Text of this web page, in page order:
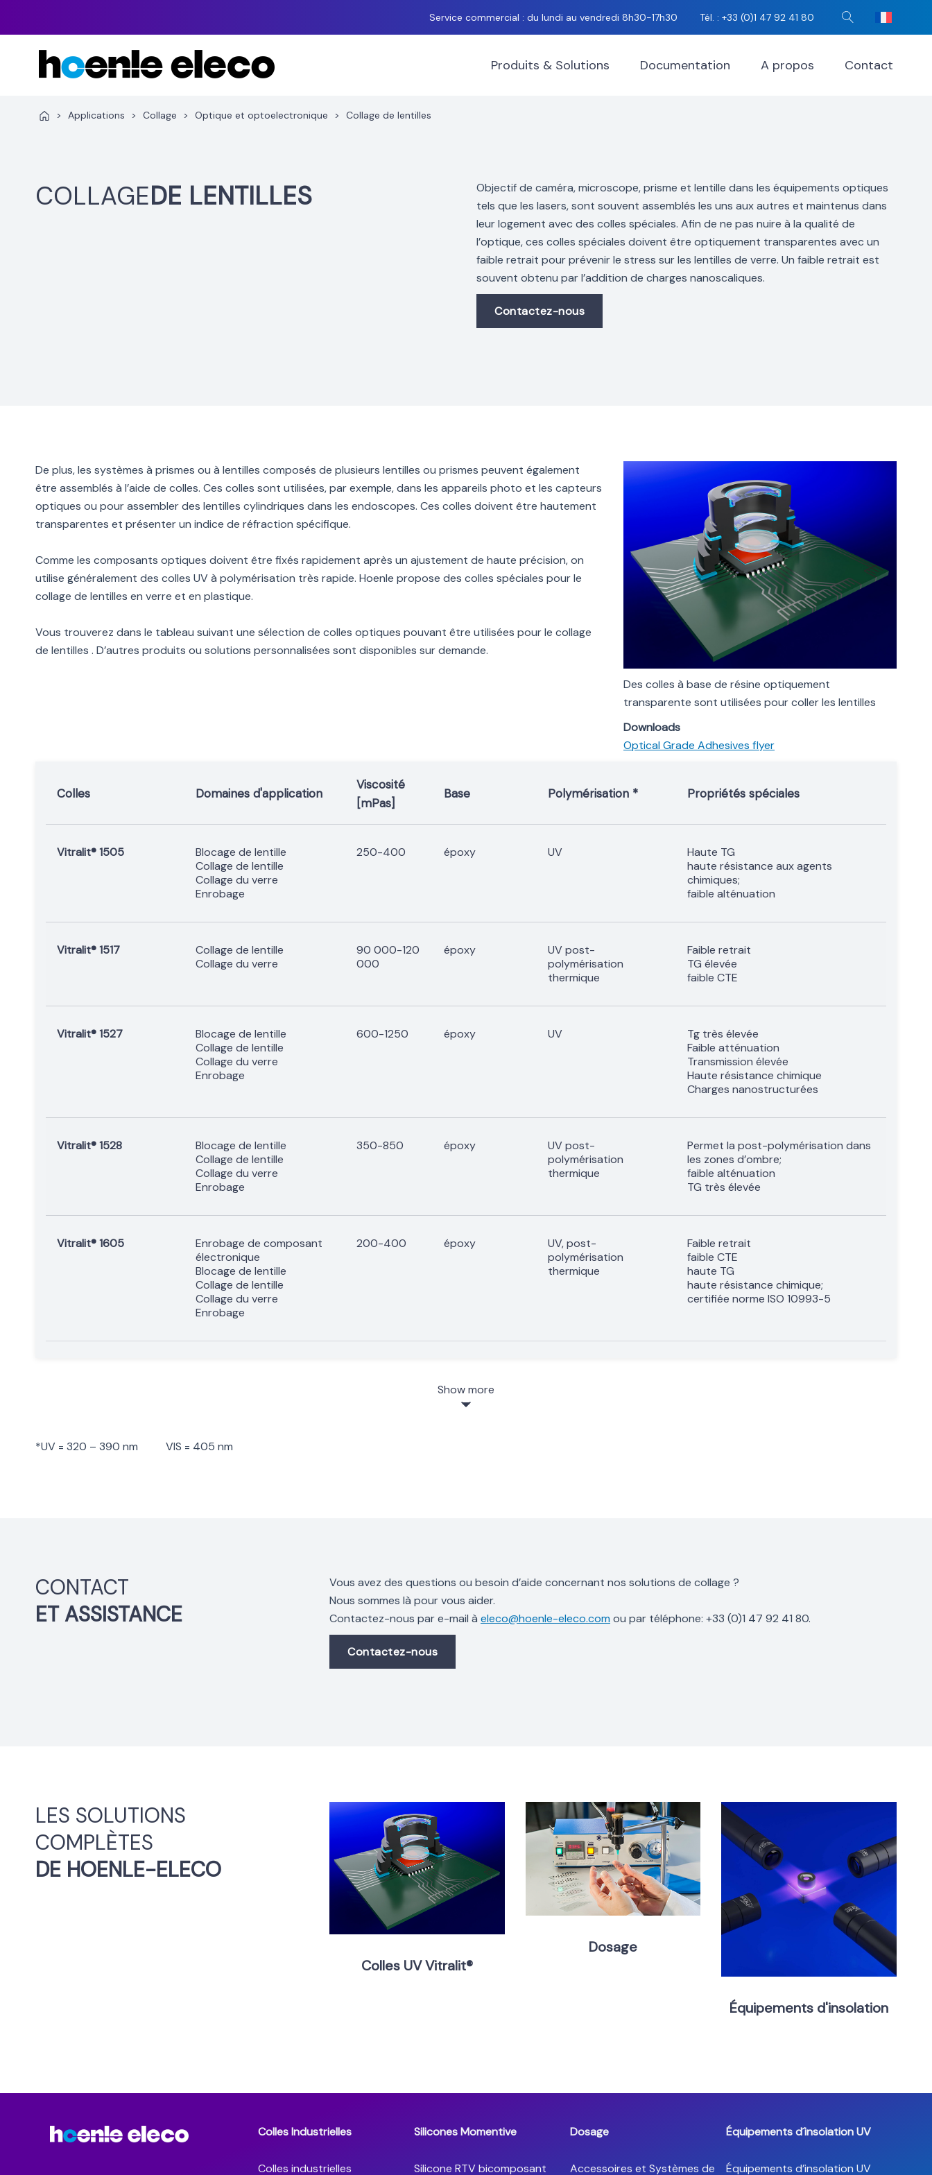
Service commercial : du lundi au vendredi 8h30-17h30 Tél. : +33 (0)1 47 92 41 80 Rechercher
Produits & Solutions Documentation A propos Contact
> Applications > Collage > Optique et optoelectronique > Collage de lentilles
COLLAGEDE LENTILLES
Objectif de caméra, microscope, prisme et lentille dans les équipements optiques
tels que les lasers, sont souvent assemblés les uns aux autres et maintenus dans
leur logement avec des colles spéciales. Afin de ne pas nuire à la qualité de
l’optique, ces colles spéciales doivent être optiquement transparentes avec un
faible retrait pour prévenir le stress sur les lentilles de verre. Un faible retrait est
souvent obtenu par l’addition de charges nanoscaliques.
Contactez-nous
De plus, les systèmes à prismes ou à lentilles composés de plusieurs lentilles ou prismes peuvent également
être assemblés à l’aide de colles. Ces colles sont utilisées, par exemple, dans les appareils photo et les capteurs
optiques ou pour assembler des lentilles cylindriques dans les endoscopes. Ces colles doivent être hautement
transparentes et présenter un indice de réfraction spécifique.
Comme les composants optiques doivent être fixés rapidement après un ajustement de haute précision, on
utilise généralement des colles UV à polymérisation très rapide. Hoenle propose des colles spéciales pour le
collage de lentilles en verre et en plastique.
Vous trouverez dans le tableau suivant une sélection de colles optiques pouvant être utilisées pour le collage
de lentilles . D’autres produits ou solutions personnalisées sont disponibles sur demande.
Des colles à base de résine optiquement
transparente sont utilisées pour coller les lentilles
Downloads
Optical Grade Adhesives flyer
Colles Domaines d'application
Viscosité
[mPas]
Base Polymérisation * Propriétés spéciales
Vitralit® 1505
Blocage de lentille
Collage de lentille
Collage du verre
Enrobage
250-400 époxy UV
Haute TG
haute résistance aux agents
chimiques;
faible alténuation
Vitralit® 1517
Collage de lentille
Collage du verre
90 000-120
000
époxy
UV post-
polymérisation
thermique
Faible retrait
TG élevée
faible CTE
Vitralit® 1527
Blocage de lentille
Collage de lentille
Collage du verre
Enrobage
600-1250 époxy UV
Tg très élevée
Faible atténuation
Transmission élevée
Haute résistance chimique
Charges nanostructurées
Vitralit® 1528
Blocage de lentille
Collage de lentille
Collage du verre
Enrobage
350-850 époxy
UV post-
polymérisation
thermique
Permet la post-polymérisation dans
les zones d’ombre;
faible alténuation
TG très élevée
Vitralit® 1605
Enrobage de composant
électronique
Blocage de lentille
Collage de lentille
Collage du verre
Enrobage
200-400 époxy
UV, post-
polymérisation
thermique
Faible retrait
faible CTE
haute TG
haute résistance chimique;
certifiée norme ISO 10993-5
Show more
*UV = 320 – 390 nm VIS = 405 nm
CONTACT
ET ASSISTANCE
Vous avez des questions ou besoin d’aide concernant nos solutions de collage ?
Nous sommes là pour vous aider.
Contactez-nous par e-mail à eleco@hoenle-eleco.com ou par téléphone: +33 (0)1 47 92 41 80.
Contactez-nous
LES SOLUTIONS
COMPLÈTES
DE HOENLE-ELECO
Colles UV Vitralit®
Dosage
Équipements d'insolation
Colles Industrielles
Colles industrielles
Silicones Momentive
Silicone RTV bicomposant
Dosage
Accessoires et Systèmes de
Équipements d´insolation UV
Équipements d’insolation UV